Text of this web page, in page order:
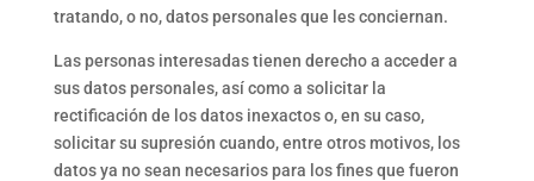
tratando, o no, datos personales que les conciernan.
Las personas interesadas tienen derecho a acceder a
sus datos personales, así como a solicitar la
rectificación de los datos inexactos o, en su caso,
solicitar su supresión cuando, entre otros motivos, los
datos ya no sean necesarios para los fines que fueron